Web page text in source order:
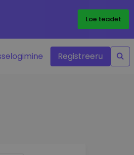
Loe teadet
Registreeru